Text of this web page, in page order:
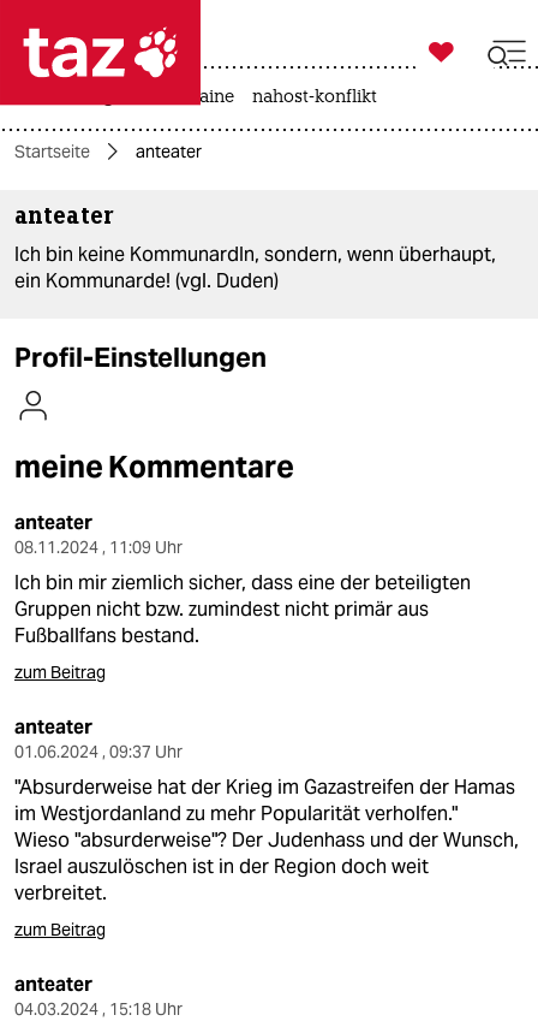
 taz zahl ich
themen
politik
sport
berlin
nord
wahrheit
verlag
veranstaltungen
shop
fragen & hilfe
unterstützen
abo

taz zahl ich
krieg in der ukraine nahost-konflikt
Startseite anteater
anteater
Ich bin keine KommunardIn, sondern, wenn überhaupt,
ein Kommunarde! (vgl. Duden)
Profil-Einstellungen
meine Kommentare
anteater
08.11.2024 , 11:09 Uhr
Ich bin mir ziemlich sicher, dass eine der beteiligten
Gruppen nicht bzw. zumindest nicht primär aus
Fußballfans bestand.
zum Beitrag
anteater
01.06.2024 , 09:37 Uhr
"Absurderweise hat der Krieg im Gazastreifen der Hamas
im Westjordanland zu mehr Popularität verholfen."
Wieso "absurderweise"? Der Judenhass und der Wunsch,
Israel auszulöschen ist in der Region doch weit
verbreitet.
zum Beitrag
anteater
04.03.2024 , 15:18 Uhr